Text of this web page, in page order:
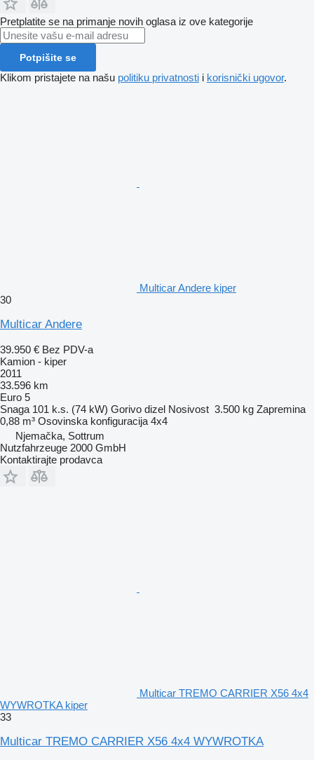
Pretplatite se na primanje novih oglasa iz ove kategorije
Potpišite se
Klikom pristajete na našu politiku privatnosti i korisnički ugovor.
Multicar Andere kiper
30
Multicar Andere
39.950 € Bez PDV-a
Kamion - kiper
2011
33.596 km
Euro 5
Snaga 101 k.s. (74 kW) Gorivo dizel Nosivost 3.500 kg Zapremina
0,88 m³ Osovinska konfiguracija 4x4
Njemačka, Sottrum
Nutzfahrzeuge 2000 GmbH
Kontaktirajte prodavca
Multicar TREMO CARRIER X56 4x4
WYWROTKA kiper
33
Multicar TREMO CARRIER X56 4x4 WYWROTKA